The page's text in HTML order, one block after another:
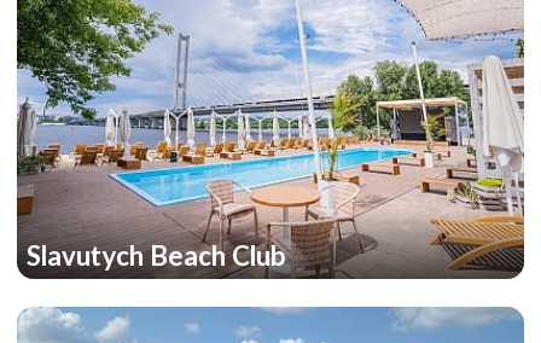
Slavutych Beach Club